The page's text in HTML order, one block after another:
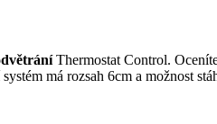
Thermostat Control.
má rozsah 6cm a možnost